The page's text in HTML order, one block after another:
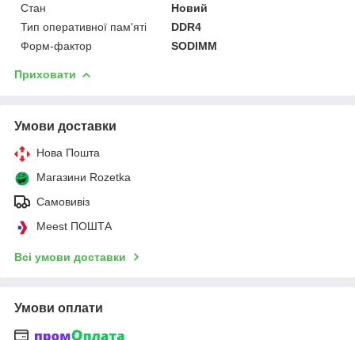
Стан
Новий
Тип оперативної пам'яті
DDR4
Форм-фактор
SODIMM
Приховати
Умови доставки
Нова Пошта
Магазини Rozetka
Самовивіз
Meest ПОШТА
Всі умови доставки
Умови оплати